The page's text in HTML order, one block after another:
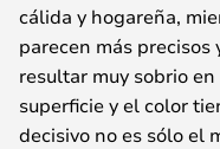
cálida y hogareña,
parecen más
resultar muy sobrio
superficie y el color
decisivo no es sólo el